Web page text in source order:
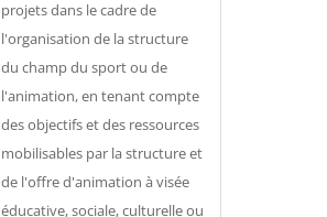
projets dans le cadre de
l'organisation de la structure
du champ du sport ou de
l'animation, en tenant compte
des objectifs et des ressources
mobilisables par la structure et
de l'offre d'animation à visée
éducative, sociale, culturelle ou